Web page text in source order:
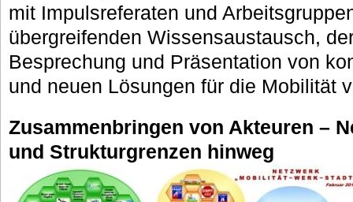
mit Impulsreferaten und
übergreifenden Wissensaustausch,
Besprechung und Präsentation von
und neuen Lösungen für die Mobilität
Zusammenbringen von Akteuren –
und Strukturgrenzen hinweg